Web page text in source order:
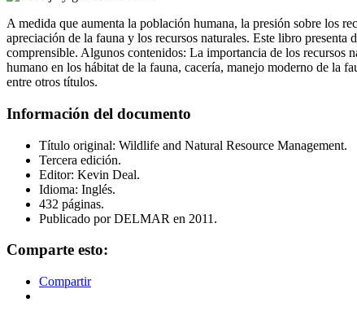
A medida que aumenta la población humana, la presión sobre los
apreciación de la fauna y los recursos naturales. Este libro
comprensible. Algunos contenidos: La importancia de los recursos
humano en los hábitat de la fauna, cacería, manejo moderno de la
entre otros títulos.
Información del documento
Título original: Wildlife and Natural Resource Management.
Tercera edición.
Editor: Kevin Deal.
Idioma: Inglés.
432 páginas.
Publicado por DELMAR en 2011.
Comparte esto:
Compartir